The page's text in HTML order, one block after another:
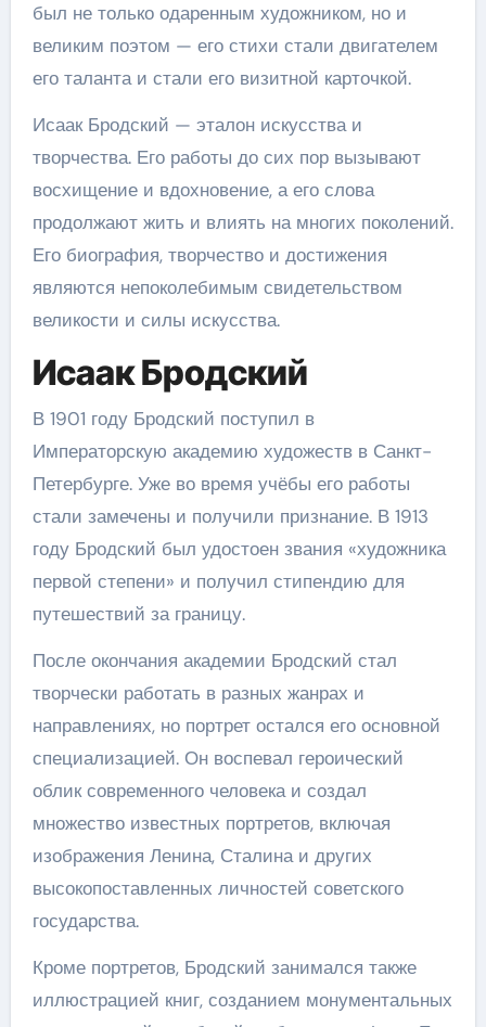
был не только одаренным художником, но и
великим поэтом — его стихи стали двигателем
его таланта и стали его визитной карточкой.
Исаак Бродский — эталон искусства и
творчества. Его работы до сих пор вызывают
восхищение и вдохновение, а его слова
продолжают жить и влиять на многих поколений.
Его биография, творчество и достижения
являются непоколебимым свидетельством
великости и силы искусства.
Исаак Бродский
В 1901 году Бродский поступил в
Императорскую академию художеств в Санкт-
Петербурге. Уже во время учёбы его работы
стали замечены и получили признание. В 1913
году Бродский был удостоен звания «художника
первой степени» и получил стипендию для
путешествий за границу.
После окончания академии Бродский стал
творчески работать в разных жанрах и
направлениях, но портрет остался его основной
специализацией. Он воспевал героический
облик современного человека и создал
множество известных портретов, включая
изображения Ленина, Сталина и других
высокопоставленных личностей советского
государства.
Кроме портретов, Бродский занимался также
иллюстрацией книг, созданием монументальных